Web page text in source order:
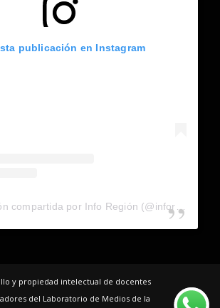
publicación en Instagram
y propiedad intelectual de docentes
del Laboratorio de Medios de la